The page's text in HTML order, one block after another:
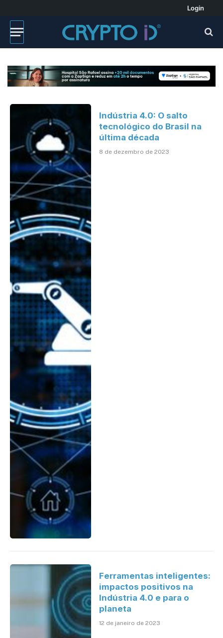
Login
Indústria 4.0: O salto
tecnológico do Brasil na
última década
8 de dezembro de 2023
Ferramentas inteligentes:
impactos positivos na
Indústria 4.0 e para o
planeta
12 de janeiro de 2023